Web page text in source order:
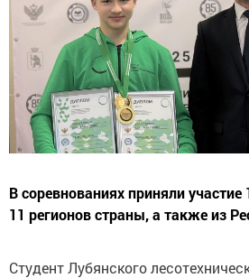
В соревнованиях приняли участие
11 регионов страны, а также из
Студент Лубянского